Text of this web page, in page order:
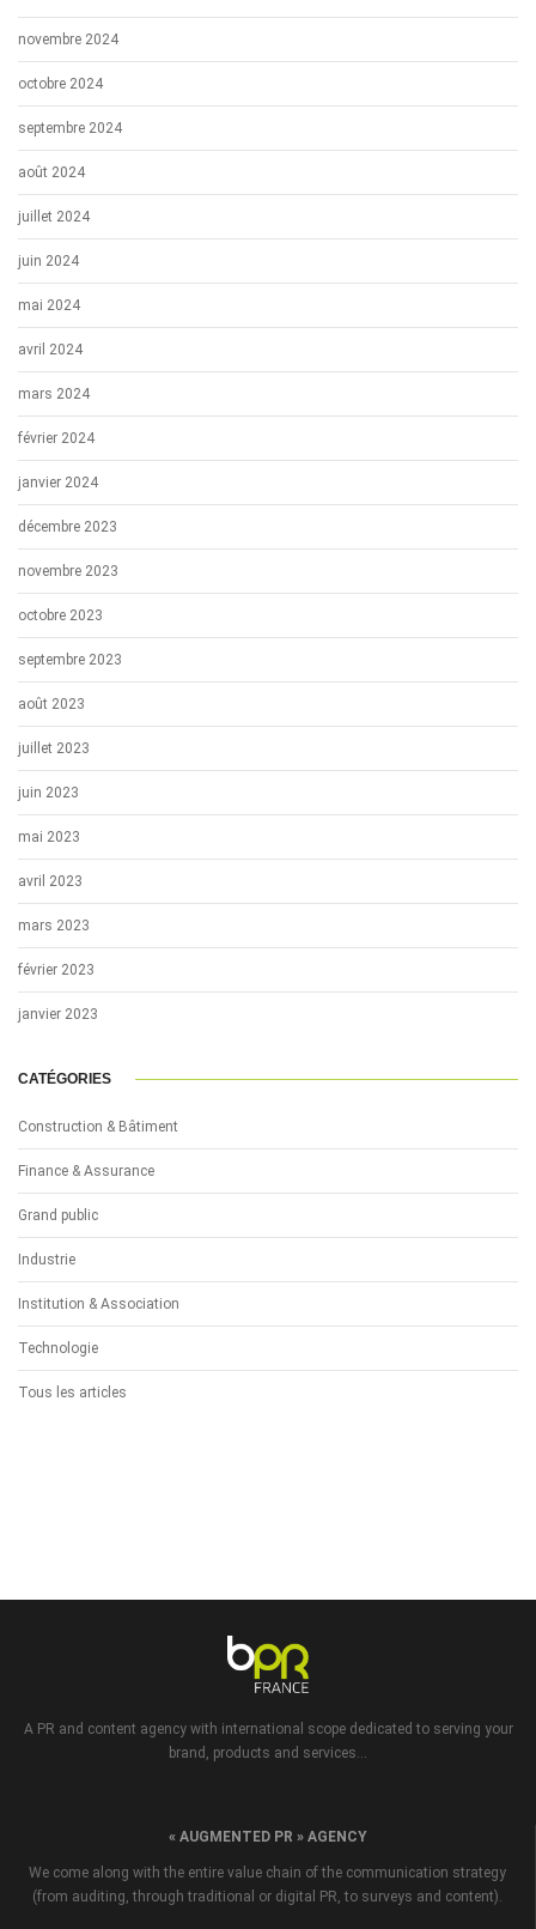
novembre 2024
octobre 2024
septembre 2024
août 2024
juillet 2024
juin 2024
mai 2024
avril 2024
mars 2024
février 2024
janvier 2024
décembre 2023
novembre 2023
octobre 2023
septembre 2023
août 2023
juillet 2023
juin 2023
mai 2023
avril 2023
mars 2023
février 2023
janvier 2023
CATÉGORIES
Construction & Bâtiment
Finance & Assurance
Grand public
Industrie
Institution & Association
Technologie
Tous les articles
A PR and content agency with international scope dedicated to serving your
brand, products and services...
« AUGMENTED PR » AGENCY
We come along with the entire value chain of the communication strategy
(from auditing, through traditional or digital PR, to surveys and content).